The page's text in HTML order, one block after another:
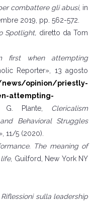
combattere gli abusi, in
2019, pp. 562-572.
Spotlight, diretto da Tom
first when attempting
Reporter», 13 agosto
opinion/priestly-
attempting-
Plante, Clericalism
Behavioral Struggles
11/5 (2020).
The meaning of
, Guilford, New York NY
sulla leadership